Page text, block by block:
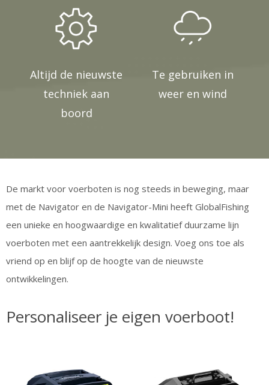
Altijd de nieuwste
techniek aan
boord
Te gebruiken in
weer en wind
De markt voor voerboten is nog steeds in beweging, maar
met de Navigator en de Navigator-Mini heeft GlobalFishing
een unieke en hoogwaardige en kwalitatief duurzame lijn
voerboten met een aantrekkelijk design. Voeg ons toe als
vriend op en blijf op de hoogte van de nieuwste
ontwikkelingen.
Personaliseer je eigen voerboot!